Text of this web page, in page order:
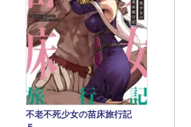
不老不死少女の苗床旅行記